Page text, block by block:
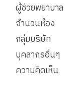
ผู้ช่วยพยาบาล
จำนวนห้อง
กลุ่มบริษัท
บุคลากรอื่นๆ
ความคิดเห็น